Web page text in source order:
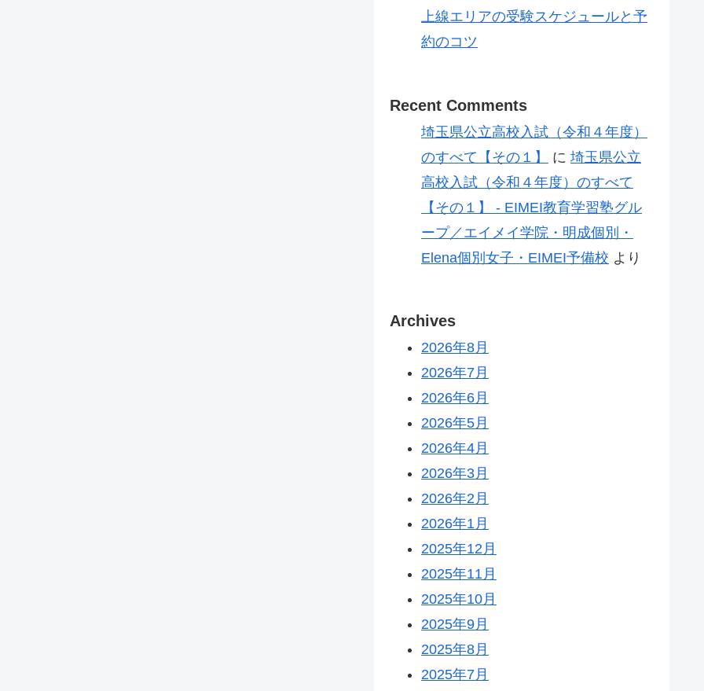
上線エリアの受験スケジュールと予
約のコツ
Recent Comments
埼玉県公立高校入試（令和４年度）
のすべて【その１】
に 埼玉県公立
高校入試（令和４年度）のすべて
【その１】 - EIMEI教育学習塾グル
ープ／エイメイ学院・明成個別・
Elena個別女子・EIMEI予備校 より
Archives
2026年8月
2026年7月
2026年6月
2026年5月
2026年4月
2026年3月
2026年2月
2026年1月
2025年12月
2025年11月
2025年10月
2025年9月
2025年8月
2025年7月